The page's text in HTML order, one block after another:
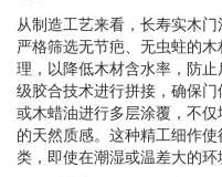
从制造工艺来看，长寿实木
严格筛选无节疤、无虫蛀的
理，以降低木材含水率，防
级胶合技术进行拼接，确保
或木蜡油进行多层涂覆，不
的天然质感。这种精工细作
类，即使在潮湿或温差大的环